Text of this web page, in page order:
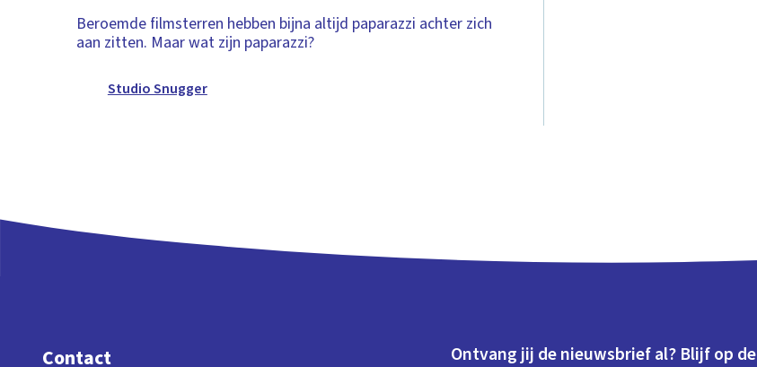
Beroemde filmsterren hebben bijna altijd paparazzi achter zich
aan zitten. Maar wat zijn paparazzi?
Studio Snugger
Contact
Ontvang jij de nieuwsbrief al? Blijf op de